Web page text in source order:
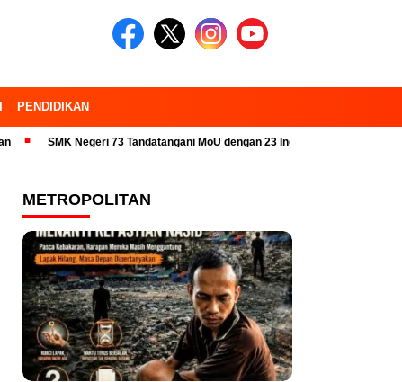
PENDIDIKAN
SMK Negeri 73 Tandatangani MoU dengan 23 Industri Pariwisata dan Kampus
METROPOLITAN